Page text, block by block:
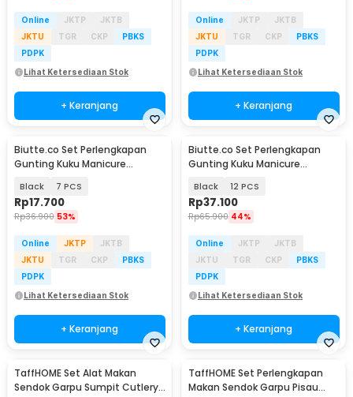
Online JKTP
JKTB
JKTU
TGR CKP
PBKS
PDPK
Lihat Ketersediaan Stok
+ Keranjang
Online JKTP
JKTB
JKTU
TGR CKP
PBKS
PDPK
Lihat Ketersediaan Stok
+ Keranjang
Biutte.co Set Perlengkapan
Gunting Kuku Manicure
Black 7 PCS
Rp17.700
Rp36.900 53%
Online JKTP
JKTB
JKTU
TGR CKP
PBKS
PDPK
Lihat Ketersediaan Stok
+ Keranjang
Biutte.co Set Perlengkapan
Gunting Kuku Manicure
Black 12 PCS
Rp37.100
Rp65.900 44%
Online JKTP
JKTB
JKTU
TGR CKP
PBKS
PDPK
Lihat Ketersediaan Stok
+ Keranjang
TaffHOME Set Alat Makan
Sendok Garpu Sumpit Cutlery
TaffHOME Set Perlengkapan
Makan Sendok Garpu Pisau